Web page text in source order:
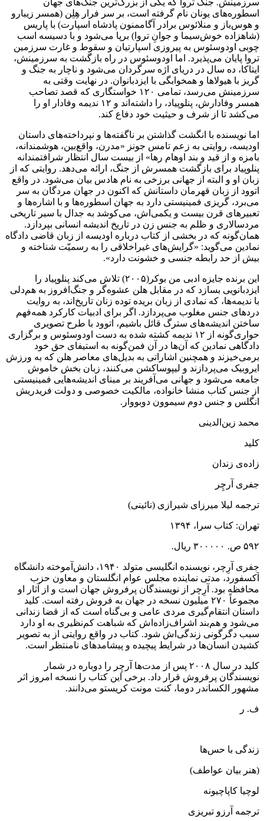
اسطوره‌های یونان نام گرفته است، بر سر فرار هِلِن (همسر زیبارو
و هوس‌باز و منلائوس برادر آگاممنون پادشاه اسپارت) با پاریس
(شاهزاده خوش‌سیما و جوانِ تروا) برپا می‌شود و با دسیسه اسب
چوبی اودوسئوس به پیروزی اسپارتیان و سقوط و غارت سرزمین
تروا پایان می‌پذیرد. اما اودوسئوس در راه بازگشت به سرزمینش،
ایتاکا، ده سال در دریای اژه سرگردان می‌شود و ناچار به جنگ و
گریز با هیولاها و همخوابگی با ایزدبانوان. در نهایت وقتی به
سرزمینش می‌رسد، تمامی ۱۲۰ خواستگاری که قصد تصاحب
همسر وفادارش، پنلوپیاد، را داشته‌اند و ۱۲ ندیمه‌ وفادار او را
می‌کشد تا از شرف و حیثیت خود دفاع کند.
اما نویسنده‌ با انگشت گذاشتن بر ناگفته‌ها و نپرداخته‌های داستان
اودیسه، روایتی به زعم تامس جونز «مدرن، واقع‌بین، هوشمندانه،
بامزه و از قید و بند اوهام رها» از بیست سال انتظار شرافتمندانه
پنلوپیاد برای بازگشت همسرش از جنگ، ارائه می‌دهد. روایتی که از
زبان او و البته از جهانی برزخی به نام هادس بیان می‌شود. در واقع
اتوود از زبان قهرمان داستانش که اکنون در جهان مردگان به سر
می‌برد، گریزی فمینیستی دارد به جهان اسطوره‌ها و با اشاره‌ها و
تعبیرهای قرن بیست و یکمی‌اش، می‌کوشد به جدال با سیر تاریخی
مردسالاری و ظلم به جنس زن در تاریخ اندیشه انسانی بپردازد.
همان‌گونه که در بخشی از کتاب درباره اودیسه از زبان قاضی دادگاه
نمادین می‌گوید: «گرایش‌های غیراخلاقی را به رسمیّت شناخته و
بیش از حد رابطه جنسی و خشونت دارد».
این برنده جایزه ادبی من بوکر(۲۰۰۵) تلاش می‌کند پنلوپیاد را
ایزدبانویی بسازد که در مقابل هلن عشوه‌گر و جنگ‌افروز به هم‌دلی
با ندیمه‌ها، که نمادی از زبان بریده توده زنان تاریخ‌اند، به روایت
دردهای جنس مغلوب می‌پردازد. اگر برای ادبیات کارکرد همه‌فهم
ساختن اندیشه‌های سترگ قائل باشیم، اتوود با طرح تصویری
حواری‌گونه از ۱۲ ندیمه کشته شده به دست اودوسئوس و برگزاری
دادگاهی نمادین که آن‌ها در آن فمن‌گونه به استیفای حق خود
برمی‌خیزند و همچنین اشاراتی به بدیل‌های معاصر هلن که به ورزش
ایروبیک می‌پردازند و لیپوساکشن می‌کنند، زبان بخش خاموش
جامعه می‌شود و جهانی می‌آفریند بر مبنای اندیشه‌هایی فمینیستی
از جنس کتاب منشا خانواده، مالکیت خصوصی و دولت فریدریش
انگلس و جنس دوم سیموون دوبووار.
محمد زین‌الدینی
کلید
زاده‌ی زندان
جفری آرچِر
ترجمه لیلا میرزای شیرازی (نائینی)
تهران: کتاب سرا، ۱۳۹۴
۵۹۲ ص. ۳۰۰۰۰۰ ریال.
جفری آرِچر، نویسنده انگلیسی متولد ۱۹۴۰، دانش‌آموخته دانشگاه
آکسفورد، مدتی نماینده مجلس عوام انگلستان و معاون حزب
محافظه بود. آرِچر از نویسندگان پرفروش جهان است و از آثار او
مجموعاً ۲۷۰ میلیون نسخه در جهان به فروش رفته است. کلید
داستان انتقام‌گیری مردی عامی و بی‌گناه است که از قضا زندانی
می‌شود و هم‌بند اشراف‌زاده‌اش که شباهت کم‌نظیری به او دارد
سبب دگرگونی زندگی‌اش شود. کتاب در واقع روایتی از به تصویر
کشیدن انسان‌ها در شرایط پیچیده و پیشامدهای نامنتظر است.
کلید در سال ۲۰۰۸ پس از مدت‌ها آرچِر را دوباره در شمار
نویسندگان پرفروش قرار داد. برخی این کتاب را نسخه امروز اثر
مشهور الکساندر دوما، کنت مونت کریستو می‌دانند.
ف. ر
زندگی با حس‌ها
(هنر بیان عواطف)
لوچیا کاپاچیونه
ترجمه آرزو تبریزی